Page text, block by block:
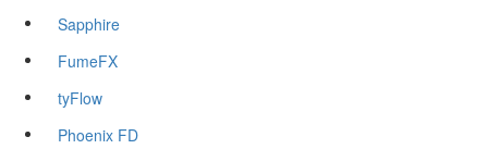
Sapphire
FumeFX
tyFlow
Phoenix FD